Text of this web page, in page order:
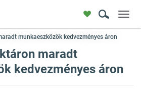
munkaeszközök kedvezményes áron
maradt
kedvezményes áron